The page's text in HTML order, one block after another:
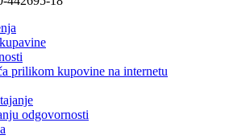
prilikom kupovine na internetu
odgovornosti